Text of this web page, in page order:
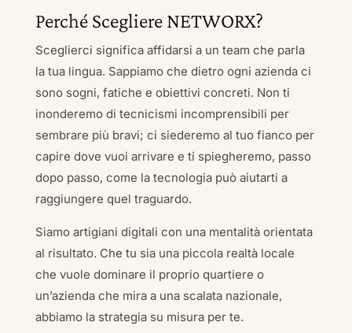
Perché Scegliere NETWORX?
Sceglierci significa affidarsi a un team che parla
la tua lingua. Sappiamo che dietro ogni azienda ci
sono sogni, fatiche e obiettivi concreti. Non ti
inonderemo di tecnicismi incomprensibili per
sembrare più bravi; ci siederemo al tuo fianco per
capire dove vuoi arrivare e ti spiegheremo, passo
dopo passo, come la tecnologia può aiutarti a
raggiungere quel traguardo.
Siamo artigiani digitali con una mentalità orientata
al risultato. Che tu sia una piccola realtà locale
che vuole dominare il proprio quartiere o
un’azienda che mira a una scalata nazionale,
abbiamo la strategia su misura per te.